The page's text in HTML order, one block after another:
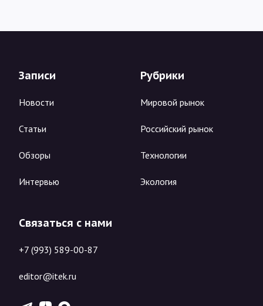
Записи
Новости
Статьи
Обзоры
Интервью
Рубрики
Мировой рынок
Российский рынок
Технологии
Экология
Связаться с нами
+7 (993) 589-00-87
editor@itek.ru